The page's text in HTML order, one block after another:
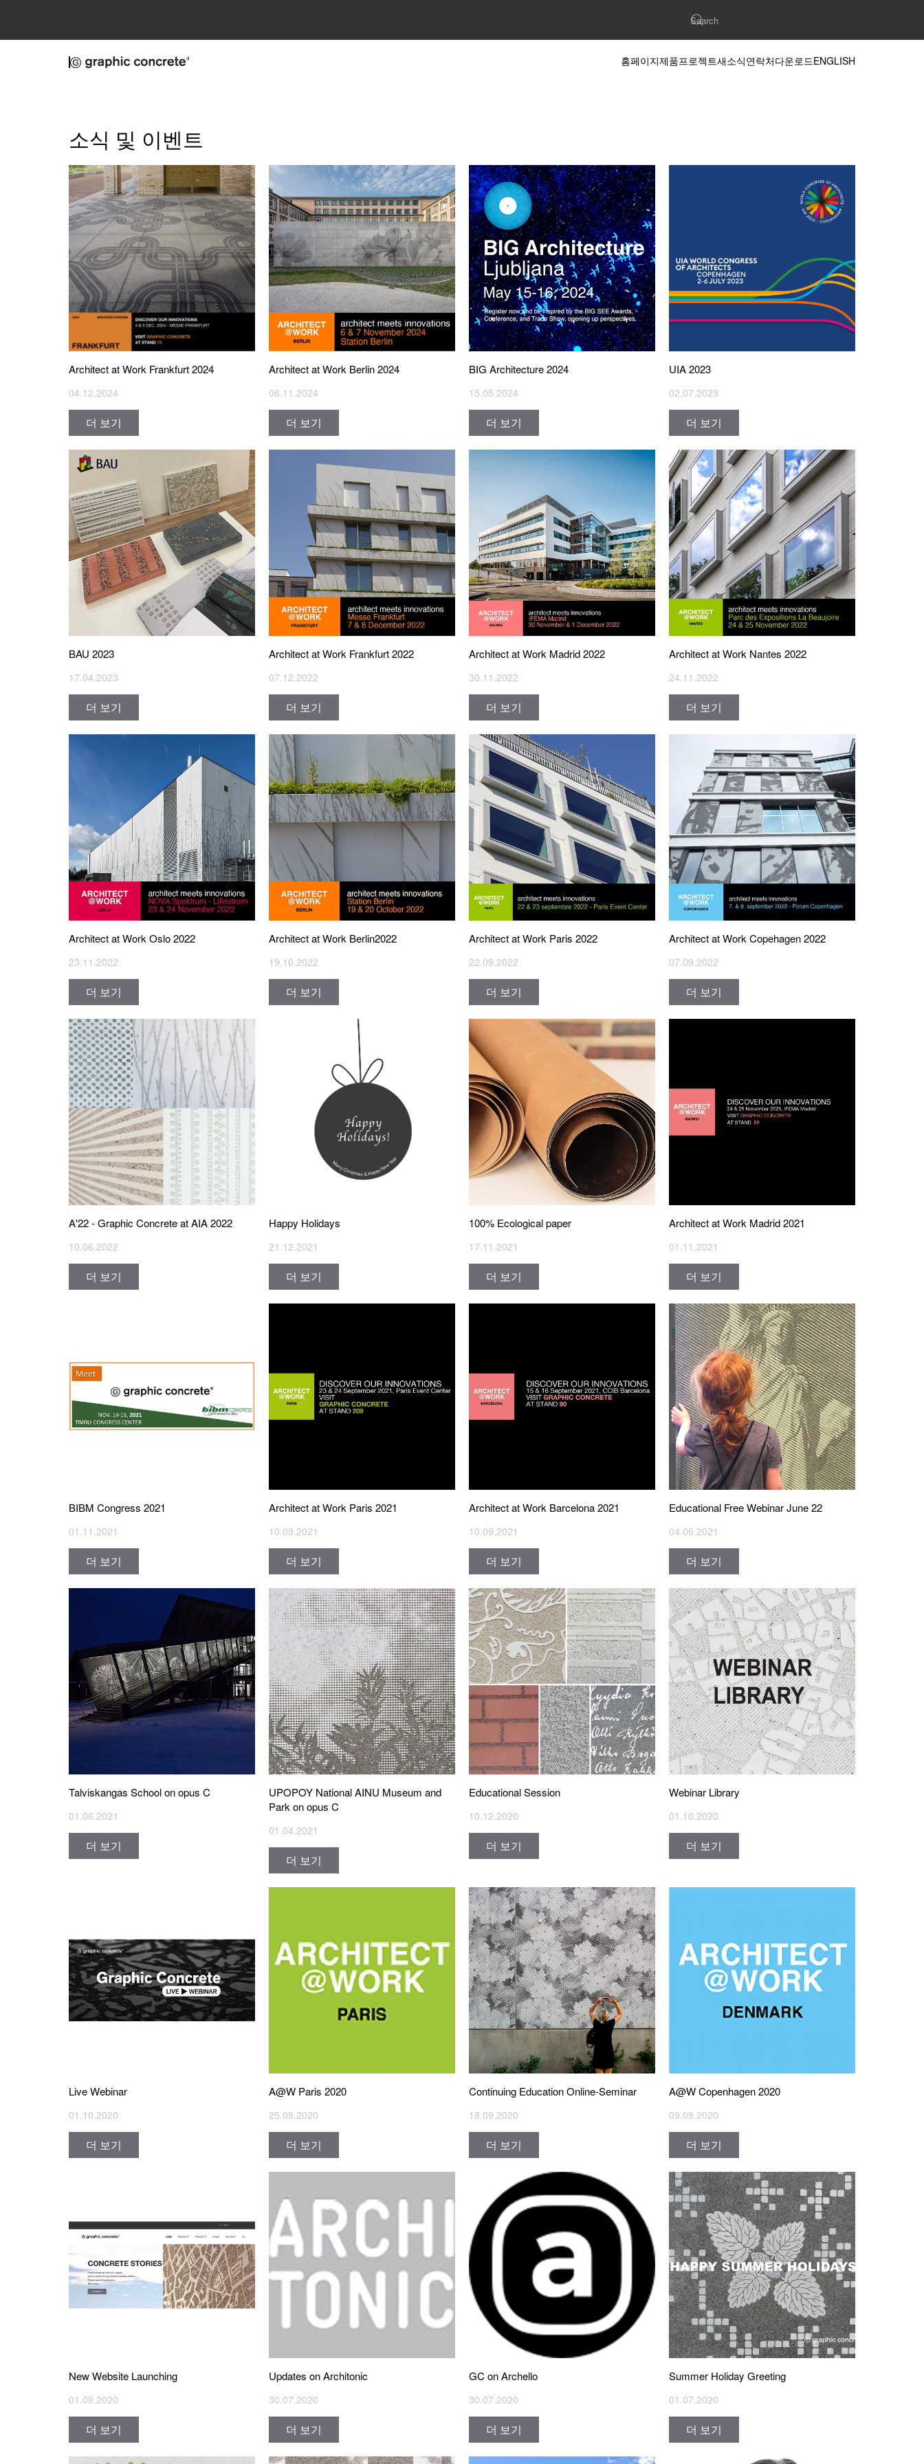
홈페이지제품프로젝트새소식연락처다운로드ENGLISH
소식 및 이벤트
Architect at Work Frankfurt 2024
04.12.2024
더 보기
Architect at Work Berlin 2024
06.11.2024
더 보기
BIG Architecture 2024
15.05.2024
더 보기
UIA 2023
02.07.2023
더 보기
BAU 2023
17.04.2023
더 보기
Architect at Work Frankfurt 2022
07.12.2022
더 보기
Architect at Work Madrid 2022
30.11.2022
더 보기
Architect at Work Nantes 2022
24.11.2022
더 보기
Architect at Work Oslo 2022
23.11.2022
더 보기
Architect at Work Berlin2022
19.10.2022
더 보기
Architect at Work Paris 2022
22.09.2022
더 보기
Architect at Work Copehagen 2022
07.09.2022
더 보기
A'22 - Graphic Concrete at AIA 2022
10.06.2022
더 보기
Happy Holidays
21.12.2021
더 보기
100% Ecological paper
17.11.2021
더 보기
Architect at Work Madrid 2021
01.11.2021
더 보기
BIBM Congress 2021
01.11.2021
더 보기
Architect at Work Paris 2021
10.09.2021
더 보기
Architect at Work Barcelona 2021
10.09.2021
더 보기
Educational Free Webinar June 22
04.06.2021
더 보기
Talviskangas School on opus C
01.06.2021
더 보기
UPOPOY National AINU Museum and
Park on opus C
01.04.2021
더 보기
Educational Session
10.12.2020
더 보기
Webinar Library
01.10.2020
더 보기
Live Webinar
01.10.2020
더 보기
A@W Paris 2020
25.09.2020
더 보기
Continuing Education Online-Seminar
18.09.2020
더 보기
A@W Copenhagen 2020
09.09.2020
더 보기
New Website Launching
01.09.2020
더 보기
Updates on Architonic
30.07.2020
더 보기
GC on Archello
30.07.2020
더 보기
Summer Holiday Greeting
01.07.2020
더 보기